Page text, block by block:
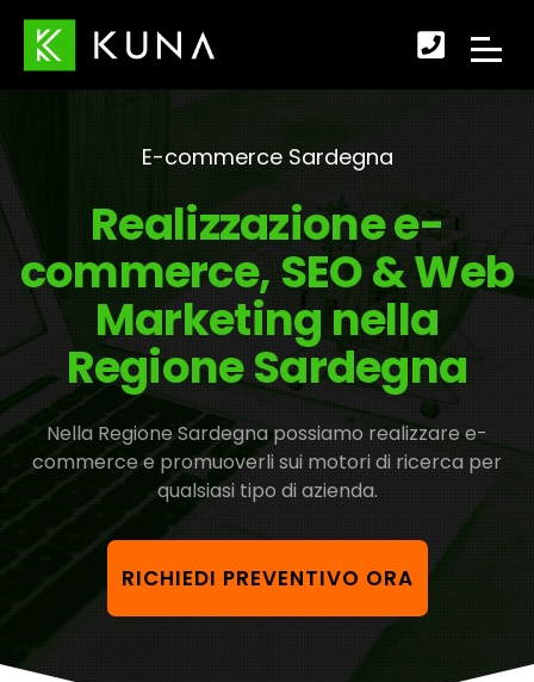
come
APRI
E-commerce Sardegna
Realizzazione e-
commerce, SEO & Web
Marketing nella
Regione Sardegna
Nella Regione Sardegna possiamo realizzare e-
commerce e promuoverli sui motori di ricerca per
qualsiasi tipo di azienda.
RICHIEDI PREVENTIVO ORA